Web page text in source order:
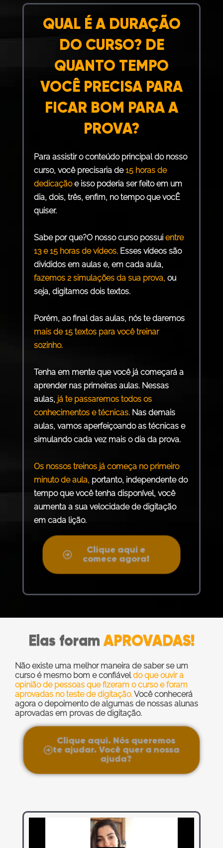
QUAL É A DURAÇÃO
DO CURSO? DE
QUANTO TEMPO
VOCÊ PRECISA PARA
FICAR BOM PARA A
PROVA?
Para assistir o conteúdo principal do nosso
curso, você precisaria de15 horas de
dedicaçãoe isso poderia ser feito em um
dia, dois, três, enfim, no tempo que vocÊ
quiser.
Sabe por que?O nosso curso possui entre
13 e 15 horas de vídeos. Esses vídeos são
divididos em aulas e, em cada aula,
fazemos 2 simulações da sua prova, ou
seja, digitamos dois textos.
Porém, ao final das aulas, nós te daremos
mais de 15 textos para você treinar
sozinho.
Tenha em mente que você já começará a
aprender nas primeiras aulas. Nessas
aulas, já te passaremos todos os
conhecimentos e técnicas. Nas demais
aulas, vamos aperfeiçoando as técnicas e
simulando cada vez mais o dia da prova.
Os nossos treinos já começa no primeiro
minuto de aula, portanto, independente do
tempo que você tenha disponível, você
aumenta a sua velocidade de digitação
em cada lição.
Clique aqui e
comece agora!
Elas foram APROVADAS!
Não existe uma melhor maneira de saber se um
curso é mesmo bom e confiáveldo que ouvir a
opinião de pessoas que fizeram o curso e foram
aprovadas no teste de digitação.Você conhecerá
agora o depoimento de algumas de nossas alunas
aprovadas em provas de digitação.
Clique aqui. Nós queremos
te ajudar. Você quer a nossa
ajuda?